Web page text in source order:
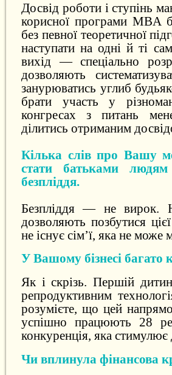
Досвід роботи і ступінь
корисної програми MBA
без певної теоретичної
наступати на одні й ті
вихід — спеціально
дозволяють
занурюватись углиб
брати участь у
конгресах з питань
ділитись отриманим
Кілька слів про Вашу
стати батьками
безпліддя.
Безпліддя — не вирок.
дозволяють позбутися
не існує сім’ї, яка не може
У Вашому бізнесі багато
Як і скрізь. Першій
репродуктивним
розумієте, що цей
успішно працюють 28
конкуренція, яка
Чи вплинула фінансова